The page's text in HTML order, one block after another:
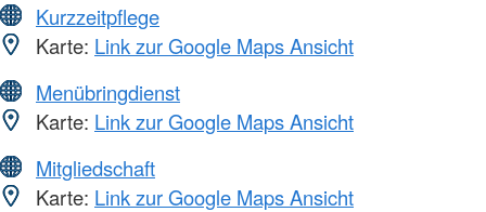
Kurzzeitpflege
Karte: Link zur Google Maps Ansicht
Menübringdienst
Karte: Link zur Google Maps Ansicht
Mitgliedschaft
Karte: Link zur Google Maps Ansicht